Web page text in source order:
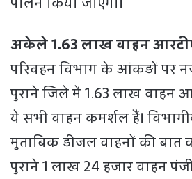
अकेले 1.63 लाख वाहन
परिवहन विभाग के आंकड़ों पर
पुराने जिले में 1.63 लाख वाहन
ये सभी वाहन कमर्शल हैं।
मुताबिक डीजल वाहनों की बात
पुराने 1 लाख 24 हजार वाहन